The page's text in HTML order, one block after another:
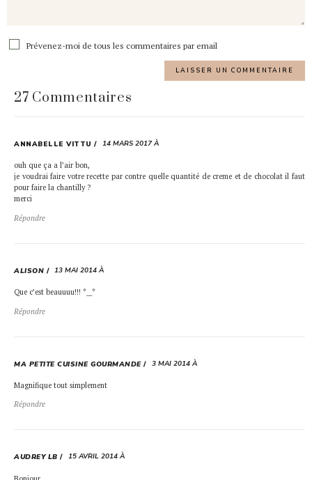
Prévenez-moi de tous les commentaires par email
27 Commentaires
ANNABELLE VITTU 14 MARS 2017 À
ouh que ça a l’air bon,
je voudrai faire votre recette par contre quelle quantité de creme et de chocolat il faut
pour faire la chantilly ?
merci
Répondre
ALISON 13 MAI 2014 À
Que c’est beauuuu!!! *__*
Répondre
MA PETITE CUISINE GOURMANDE 3 MAI 2014 À
Magnifique tout simplement
Répondre
AUDREY LB 15 AVRIL 2014 À